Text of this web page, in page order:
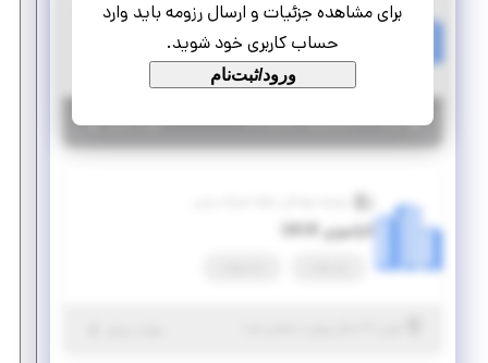
برای مشاهده جزئیات و ارسال رزومه باید وارد
حساب کاربری خود شوید.
ورود/ثبت‌نام
استخدام برنامه‌نویس .NET
تمام وقت استخدام
تهران |۶ سال پیش | منقضی شده جزئیات بیشتر
کارآموزی UI/UX